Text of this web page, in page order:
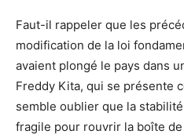
Faut-il rappeler que les
modification de la loi
avaient plongé le pays dans
Freddy Kita, qui se présente
semble oublier que la
fragile pour rouvrir la boîte